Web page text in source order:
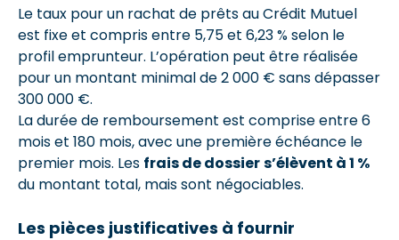
Le taux pour un rachat de prêts au Crédit Mutuel
est fixe et compris entre 5,75 et 6,23 % selon le
profil emprunteur. L’opération peut être réalisée
pour un montant minimal de 2 000 € sans dépasser
300 000 €.
La durée de remboursement est comprise entre 6
mois et 180 mois, avec une première échéance le
premier mois. Les frais de dossiers’élèvent à 1 %
du montant total, mais sont négociables.
Les pièces justificatives à fournir